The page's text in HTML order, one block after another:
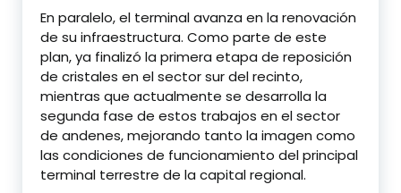
En paralelo, el terminal avanza en la renovación
de su infraestructura. Como parte de este
plan, ya finalizó la primera etapa de reposición
de cristales en el sector sur del recinto,
mientras que actualmente se desarrolla la
segunda fase de estos trabajos en el sector
de andenes, mejorando tanto la imagen como
las condiciones de funcionamiento del principal
terminal terrestre de la capital regional.